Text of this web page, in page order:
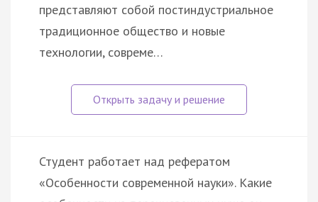
представляют собой постиндустриальное
традиционное общество и новые
технологии, совреме…
Студент работает над рефератом
«Особенности современной науки». Какие